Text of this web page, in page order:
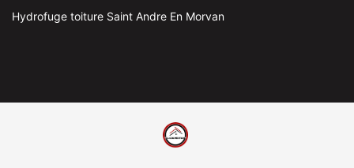
Hydrofuge toiture Saint Andre En Morvan